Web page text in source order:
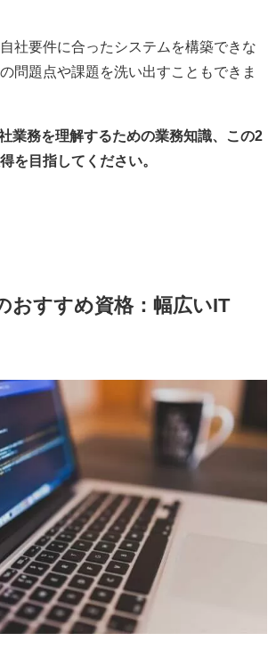
社要件に合ったシステムを構築できな
問題点や課題を洗い出すこともできま
業務を理解するための業務知識、この2
を目指してください。
おすすめ資格：幅広いIT